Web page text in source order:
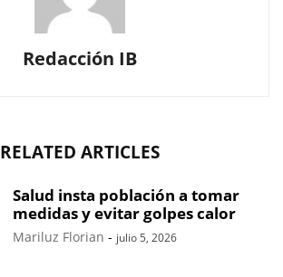
Redacción IB
RELATED ARTICLES
Salud insta población a tomar
medidas y evitar golpes calor
Mariluz Florian - julio 5, 2026